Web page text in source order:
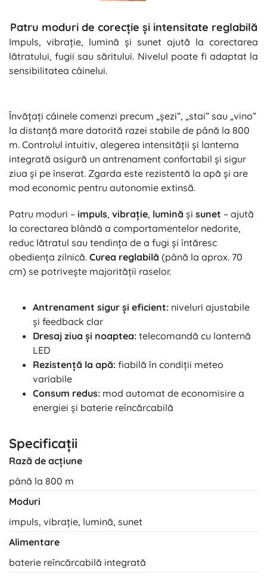
Patru moduri de corecție și intensitate reglabilă
Impuls, vibrație, lumină și sunet ajută la corectarea
lătratului, fugii sau săritului. Nivelul poate fi adaptat la
sensibilitatea câinelui.
Învățați câinele comenzi precum „șezi”, „stai” sau „vino”
la distanță mare datorită razei stabile de până la 800
m. Controlul intuitiv, alegerea intensității și lanterna
integrată asigură un antrenament confortabil și sigur
ziua și pe înserat. Zgarda este rezistentă la apă și are
mod economic pentru autonomie extinsă.
Patru moduri – impuls, vibrație, lumină și sunet – ajută
la corectarea blândă a comportamentelor nedorite,
reduc lătratul sau tendința de a fugi și întăresc
obediența zilnică. Curea reglabilă (până la aprox. 70
cm) se potrivește majorității raselor.
Antrenament sigur și eficient: niveluri ajustabile
și feedback clar
Dresaj ziua și noaptea: telecomandă cu lanternă
LED
Rezistență la apă: fiabilă în condiții meteo
variabile
Consum redus: mod automat de economisire a
energiei și baterie reîncărcabilă
Specificații
Rază de acțiune
până la 800 m
Moduri
impuls, vibrație, lumină, sunet
Alimentare
baterie reîncărcabilă integrată